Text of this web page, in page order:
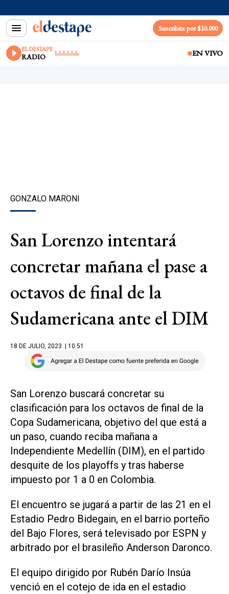
Suscribite por $10.000
EL DESTAPE
RADIO EN VIVO
GONZALO MARONI
San Lorenzo intentará
concretar mañana el pase a
octavos de final de la
Sudamericana ante el DIM
18 DE JULIO, 2023 | 10.51
San Lorenzo buscará concretar su
clasificación para los octavos de final de la
Copa Sudamericana, objetivo del que está a
un paso, cuando reciba mañana a
Independiente Medellín (DIM), en el partido
desquite de los playoffs y tras haberse
impuesto por 1 a 0 en Colombia.
El encuentro se jugará a partir de las 21 en el
Estadio Pedro Bidegain, en el barrio porteño
del Bajo Flores, será televisado por ESPN y
arbitrado por el brasileño Anderson Daronco.
El equipo dirigido por Rubén Darío Insúa
venció en el cotejo de ida en el estadio